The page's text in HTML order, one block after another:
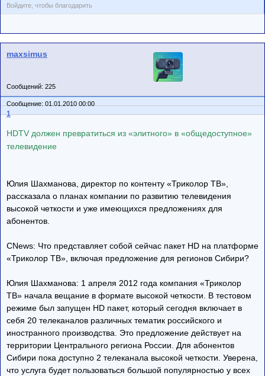
Войдите, чтобы благодарить
maxsimus
Сообщений: 225
Сообщение: 01.01.2010 00:00
1
HDTV должен превратиться из «элитного» в «общедоступное»
телевидение
Юлия Шахманова, директор по контенту «Триколор ТВ»,
рассказала о планах компании по развитию телевидения
высокой четкости и уже имеющихся предложениях для
абонентов.
CNews: Что представляет собой сейчас пакет HD на платформе
«Триколор ТВ», включая предложение для регионов Сибири?
Юлия Шахманова: 1 апреля 2012 года компания «Триколор
ТВ» начала вещание в формате высокой четкости. В тестовом
режиме был запущен HD пакет, который сегодня включает в
себя 20 телеканалов различных тематик российского и
иностранного производства. Это предложение действует на
территории Центрального региона России. Для абонентов
Сибири пока доступно 2 телеканала высокой четкости. Уверена,
что услуга будет пользоваться большой популярностью у всех